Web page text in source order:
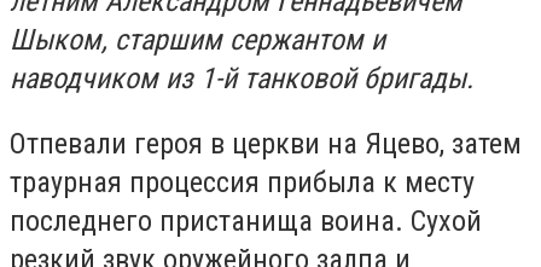
Шыком, старшим сержантом и
наводчиком из 1-й танковой бригады.
Отпевали героя в церкви на Яцево, затем
траурная процессия прибыла к месту
последнего пристанища воина. Сухой
резкий звук оружейного залпа и